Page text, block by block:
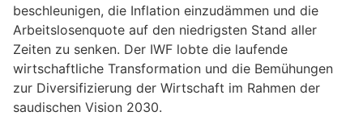
beschleunigen, die Inflation einzudämmen und die
Arbeitslosenquote auf den niedrigsten Stand aller
Zeiten zu senken. Der IWF lobte die laufende
wirtschaftliche Transformation und die Bemühungen
zur Diversifizierung der Wirtschaft im Rahmen der
saudischen Vision 2030.